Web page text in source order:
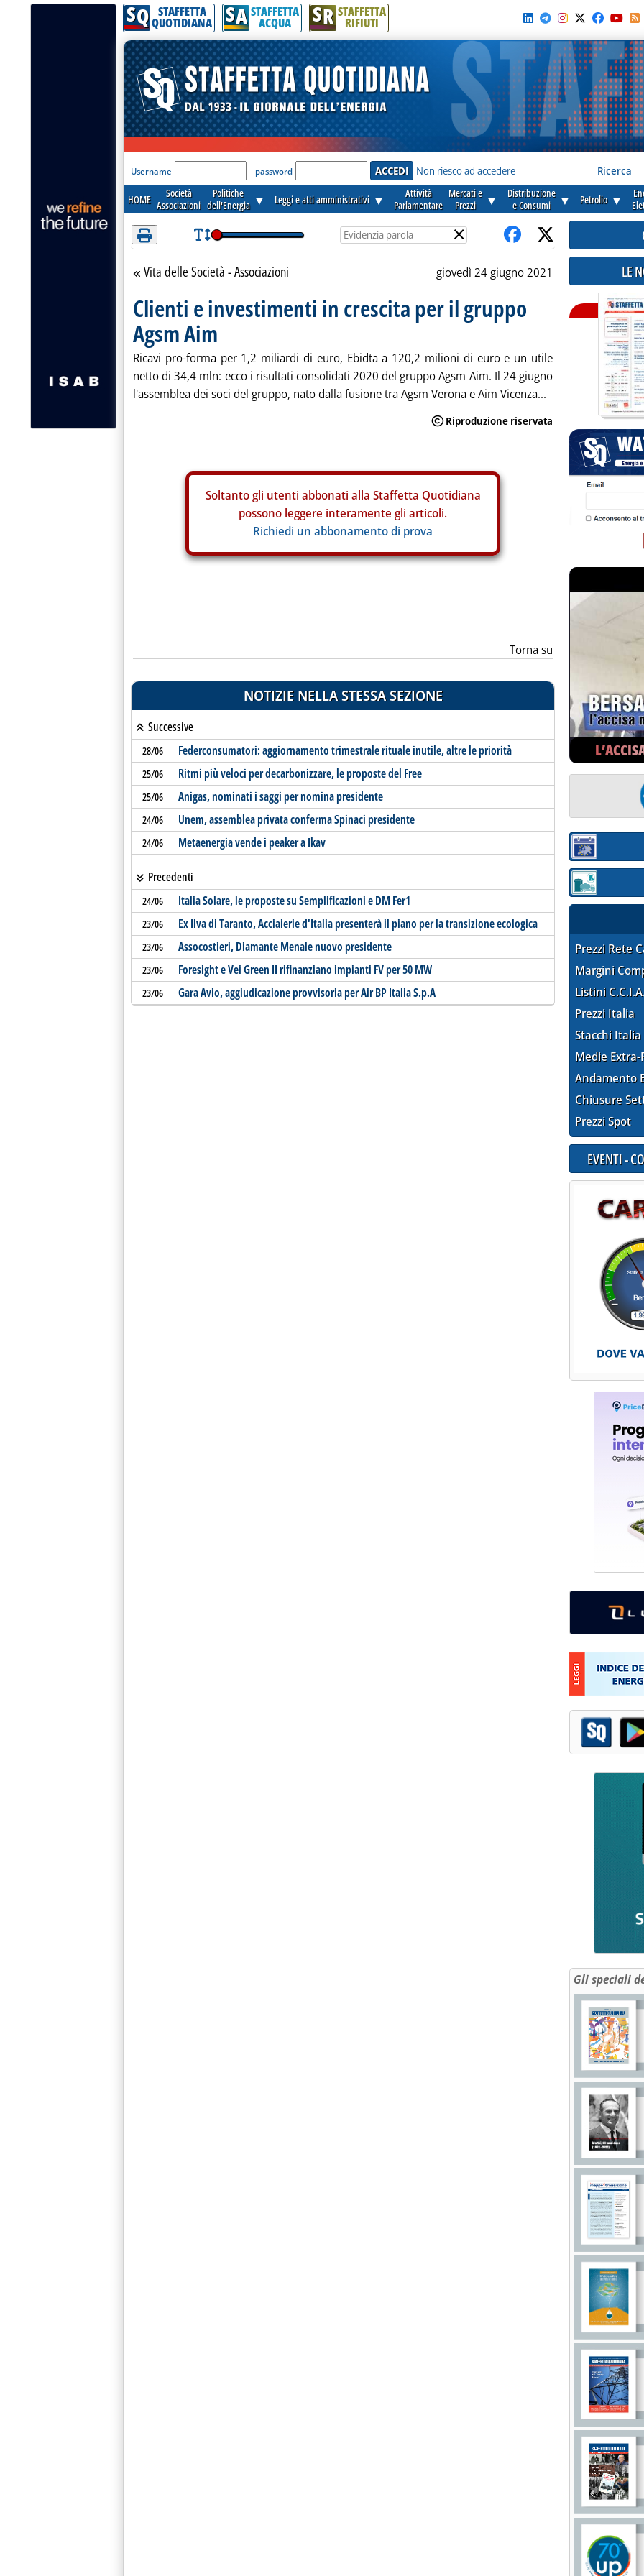
Attenzione! Esegui l'accesso per lèggere interamente la notizia.
SQ STAFFETTA
QUOTIDIANA SA STAFFETTA
ACQUA SR STAFFETTA
RIFIUTI
'Modulo Login per accedere'
Username password Non riesco ad accedere Ricerca
HOME
Società
Associazioni
Politiche
dell'Energia ▼ Leggi e atti amministrativi ▼
Attività
Parlamentare
Mercati e
Prezzi
▼
Distribuzione
e Consumi
▼ Petrolio ▼
×
Torna alla sezione
Vita delle Società - Associazioni giovedì 24 giugno 2021
Clienti e investimenti in crescita per il gruppo
Agsm Aim
Ricavi pro-forma per 1,2 miliardi di euro, Ebidta a 120,2 milioni di euro e un utile
netto di 34,4 mln: ecco i risultati consolidati 2020 del gruppo Agsm Aim. Il 24 giugno
l'assemblea dei soci del gruppo, nato dalla fusione tra Agsm Verona e Aim Vicenza...
Soltanto gli utenti abbonati alla Staffetta Quotidiana
possono leggere interamente gli articoli.
Richiedi un abbonamento di prova
Torna su
NOTIZIE NELLA STESSA SEZIONE
Successive
28/06 Federconsumatori: aggiornamento trimestrale rituale inutile, altre le priorità
25/06 Ritmi più veloci per decarbonizzare, le proposte del Free
25/06 Anigas, nominati i saggi per nomina presidente
24/06 Unem, assemblea privata conferma Spinaci presidente
24/06 Metaenergia vende i peaker a Ikav
Precedenti
24/06 Italia Solare, le proposte su Semplificazioni e DM Fer1
23/06 Ex Ilva di Taranto, Acciaierie d'Italia presenterà il piano per la transizione ecologica
23/06 Assocostieri, Diamante Menale nuovo presidente
23/06 Foresight e Vei Green II rifinanziano impianti FV per 50 MW
23/06 Gara Avio, aggiudicazione provvisoria per Air BP Italia S.p.A
LE
Sezione:
Sezione:
Prezzi Rete
Margini
Listini
Prezzi Italia
Stacchi Italia
Medie Extra-
Andamento
Chiusure
Prezzi Spot
EVENTI -
Gli speciali